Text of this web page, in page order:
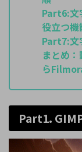
Part6:文
役立つ機
Part7:文
まとめ：
ら
Part1.